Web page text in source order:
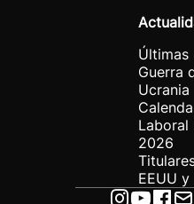
Últimas
Guerra
Ucrania
Laboral
2026
EEUU y